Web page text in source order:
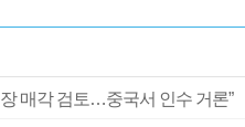
매각 검토…중국서 인수 거론”